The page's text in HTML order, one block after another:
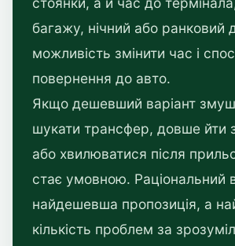
багажу, нічний або ранковий
можливість змінити час і
повернення до авто.
Якщо дешевший варіант
шукати трансфер, довше йти
або хвилюватися після
стає умовною. Раціональний
найдешевша пропозиція, а
кількість проблем за